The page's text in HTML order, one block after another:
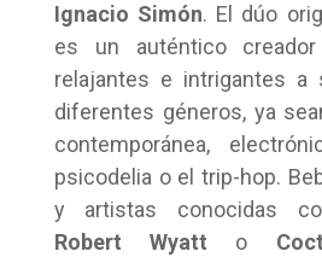
Ignacio Simón. El dúo
es un auténtico
relajantes e intrigantes a
diferentes géneros, ya
contemporánea,
psicodelia o el trip-hop.
y artistas conocidas
Robert Wyatt o